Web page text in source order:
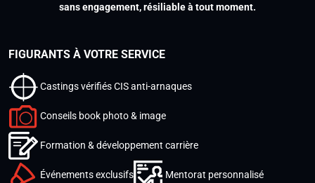
sans engagement, résiliable à tout moment.
FIGURANTS À VOTRE SERVICE
Castings vérifiés CIS anti-arnaques
Conseils book photo & image
Formation & développement carrière
Événements exclusifs Mentorat personnalisé